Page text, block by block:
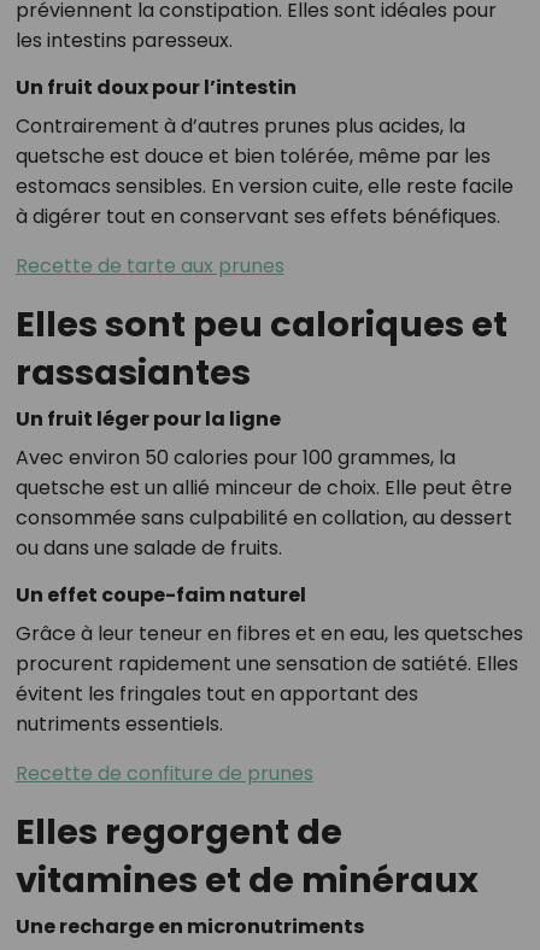
préviennent la constipation. Elles sont idéales pour
les intestins paresseux.
Un fruit doux pour l’intestin
Contrairement à d’autres prunes plus acides, la
quetsche est douce et bien tolérée, même par les
estomacs sensibles. En version cuite, elle reste facile
à digérer tout en conservant ses effets bénéfiques.
Recette de tarte aux prunes
Elles sont peu caloriques et
rassasiantes
Un fruit léger pour la ligne
Avec environ 50 calories pour 100 grammes, la
quetsche est un allié minceur de choix. Elle peut être
consommée sans culpabilité en collation, au dessert
ou dans une salade de fruits.
Un effet coupe-faim naturel
Grâce à leur teneur en fibres et en eau, les quetsches
procurent rapidement une sensation de satiété. Elles
évitent les fringales tout en apportant des
nutriments essentiels.
Recette de confiture de prunes
Elles regorgent de
vitamines et de minéraux
Une recharge en micronutriments